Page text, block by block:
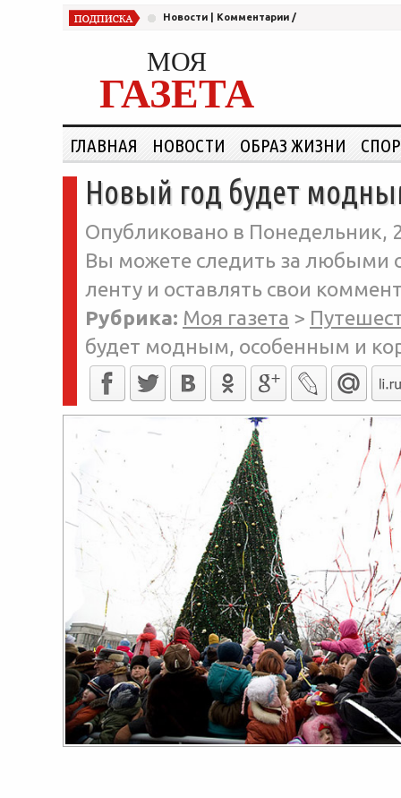
Новости Комментарии /
МОЯ
ГАЗЕТА
ГЛАВНАЯ НОВОСТИ ОБРАЗ ЖИЗНИ
Новый год будет
Опубликовано в Понедельник,
Вы можете следить за любыми
ленту и оставлять свои
Рубрика: Моя газета >
будет модным, особенным и